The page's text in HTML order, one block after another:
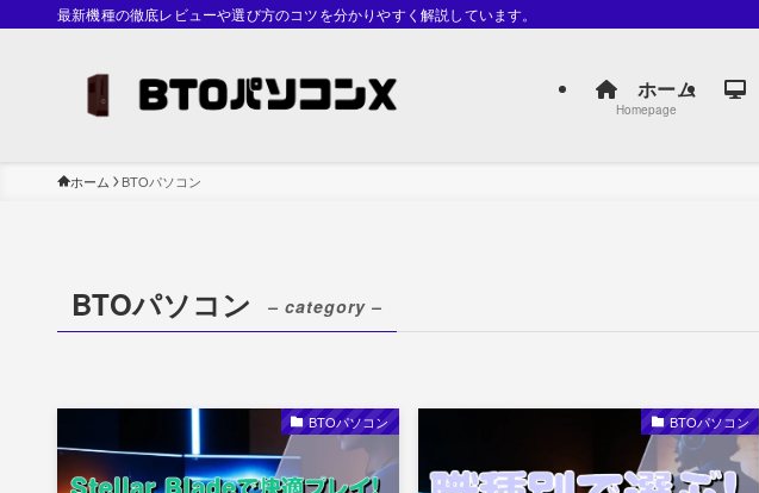
最新機種の徹底レビューや選び方のコツを分かりやすく解説しています。
ホーム
Homepage
ホーム BTOパソコン
BTOパソコン – category –
BTOパソコン BTOパソコン